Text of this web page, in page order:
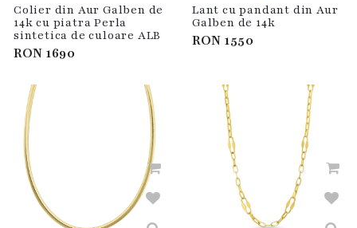
Colier din Aur Galben de
14k cu piatra Perla
sintetica de culoare ALB
RON1690
Lant cu pandant din Aur
Galben de 14k
RON1550